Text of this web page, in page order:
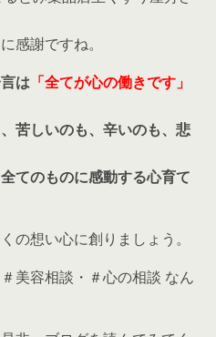
感謝ですね。
は 「全てが心の働きです」
苦しいのも、辛いのも、悲
てのものに感動する心育て
の想い心に創りましょう。
美容相談・＃心の相談 なん